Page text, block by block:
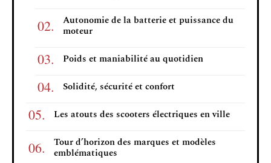
Autonomie de la batterie et puissance du
moteur
Poids et maniabilité au quotidien
Solidité, sécurité et confort
Les atouts des scooters électriques en ville
Tour d’horizon des marques et modèles
emblématiques